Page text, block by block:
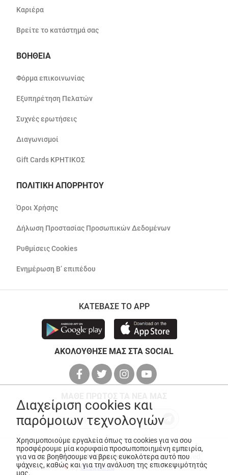
Καριέρα
Βρείτε το κατάστημά σας
ΒΟΗΘΕΙΑ
Φόρμα επικοινωνίας
Εξυπηρέτηση Πελατών
Συχνές ερωτήσεις
Διαγωνισμοί
Gift Cards ΚΡΗΤΙΚΟΣ
ΠΟΛΙΤΙΚΗ ΑΠΟΡΡΗΤΟΥ
Όροι Χρήσης
Δήλωση Προστασίας Προσωπικών Δεδομένων
Ρυθμίσεις Cookies
Ενημέρωση Β’ επιπέδου
ΚΑΤΕΒΑΣΕ ΤΟ APP
ΑΚΟΛΟΥΘΗΣΕ ΜΑΣ ΣΤΑ SOCIAL
© Copyright 2026ANEDIK Kritikos. All Rights Reserved
Made with
byDesquared
Διαχείριση cookies και
παρόμοιων τεχνολογιών
Χρησιμοποιούμε εργαλεία όπως τα cookies για να σου
προσφέρουμε μία κορυφαία προσωποποιημένη εμπειρία,
για να σε βοηθήσουμε να βρεις ευκολότερα αυτό που
ψάχνεις, καθώς και για την ανάλυση της επισκεψιμότητάς
μας.